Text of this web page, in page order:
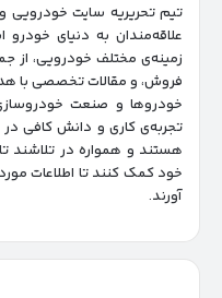
تیم تحریریه سایت خودرویی
علاقه‌مندان به دنیای
زمینه‌‌ی مختلف خودرویی، از
فروش، و مقالات تخصصی با
خودروها و صنعت
تجربه‌ی کاری و دانش کافی در
هستند و همواره در تلاشند
خود کمک کنند تا اطلاعات
آورند.